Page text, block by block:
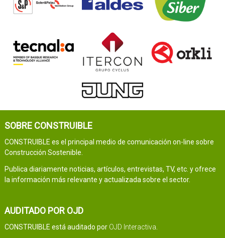
SOBRE CONSTRUIBLE
CONSTRUIBLE es el principal medio de comunicación on-line sobre
Construcción Sostenible.
Publica diariamente noticias, artículos, entrevistas, TV, etc. y ofrece
la información más relevante y actualizada sobre el sector.
AUDITADO POR OJD
CONSTRUIBLE está auditado por OJD Interactiva